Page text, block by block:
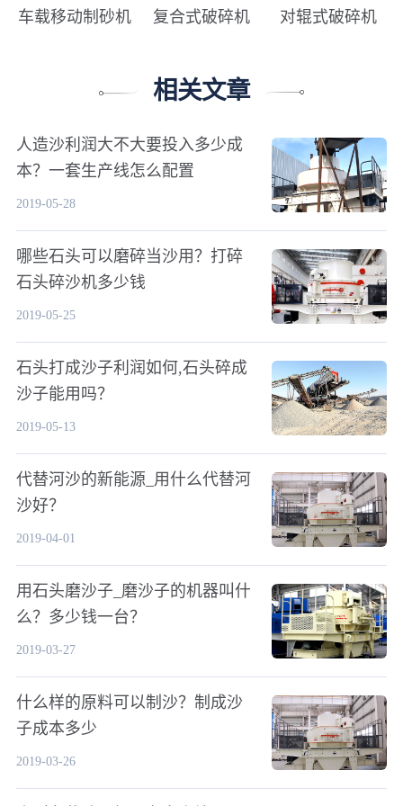
车载移动制砂机 复合式破碎机 对辊式破碎机
相关文章
人造沙利润大不大要投入多少成
本？一套生产线怎么配置
2019-05-28
哪些石头可以磨碎当沙用？打碎
石头碎沙机多少钱
2019-05-25
石头打成沙子利润如何,石头碎成
沙子能用吗？
2019-05-13
代替河沙的新能源_用什么代替河
沙好？
2019-04-01
用石头磨沙子_磨沙子的机器叫什
么？多少钱一台？
2019-03-27
什么样的原料可以制沙？制成沙
子成本多少
2019-03-26